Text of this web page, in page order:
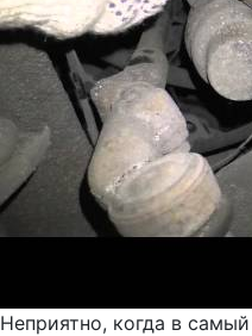
Неприятно, когда в